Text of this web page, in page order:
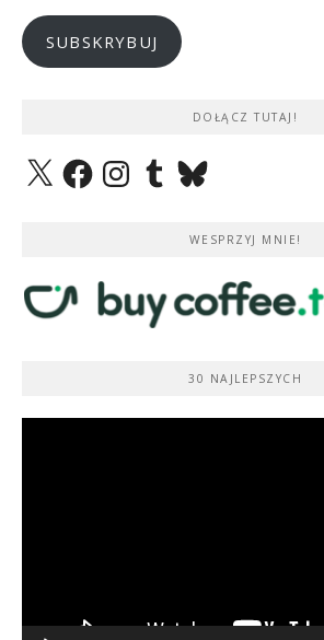
SUBSKRYBUJ
DOŁĄCZ TUTAJ!
X FacebookInstagramTumblrBluesky
WESPRZYJ MNIE!
30 NAJLEPSZYCH